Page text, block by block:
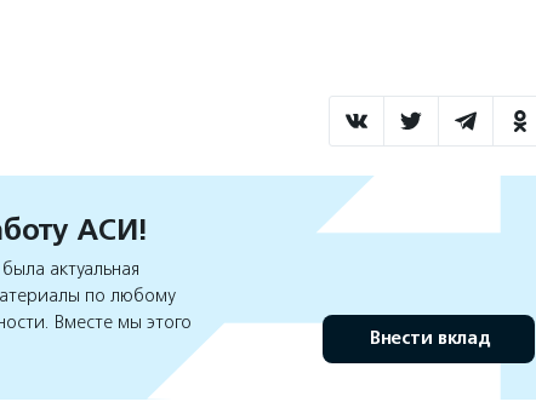
АСИ!
актуальная
по любому
Вместе мы этого
Внести вклад